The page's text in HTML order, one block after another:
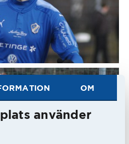
OM
använder